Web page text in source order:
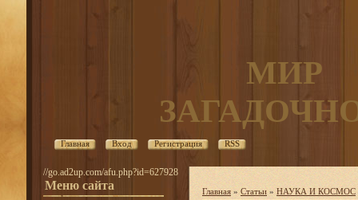
МИР
Главная Вход Регистрация RSS
//go.ad2up.com/afu.php?id=627928
Меню сайта Главная » Статьи » НАУКА И КОСМОС